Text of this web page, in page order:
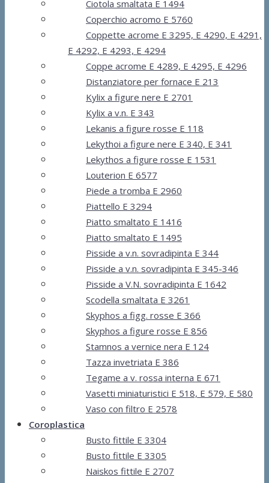
Ciotola smaltata E 1494
Coperchio acromo E 5760
Coppette acrome E 3295, E 4290, E 4291,
E 4292, E 4293, E 4294
Coppe acrome E 4289, E 4295, E 4296
Distanziatore per fornace E 213
Kylix a figure nere E 2701
Kylix a v.n. E 343
Lekanis a figure rosse E 118
Lekythoi a figure nere E 340, E 341
Lekythos a figure rosse E 1531
Louterion E 6577
Piede a tromba E 2960
Piattello E 3294
Piatto smaltato E 1416
Piatto smaltato E 1495
Pisside a v.n. sovradipinta E 344
Pisside a v.n. sovradipinta E 345-346
Pisside a V.N. sovradipinta E 1642
Scodella smaltata E 3261
Skyphos a figg. rosse E 366
Skyphos a figure rosse E 856
Stamnos a vernice nera E 124
Tazza invetriata E 386
Tegame a v. rossa interna E 671
Vasetti miniaturistici E 518, E 579, E 580
Vaso con filtro E 2578
Coroplastica
Busto fittile E 3304
Busto fittile E 3305
Naiskos fittile E 2707